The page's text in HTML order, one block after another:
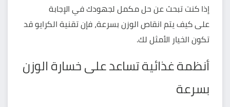
إذا كنت تبحث عن حل مكمل لجهودك في الإجابة
على كيف يتم انقاص الوزن بسرعة، فإن تقنية الكرايو قد
تكون الخيار الأمثل لك.
أنظمة غذائية تساعد على خسارة الوزن
بسرعة